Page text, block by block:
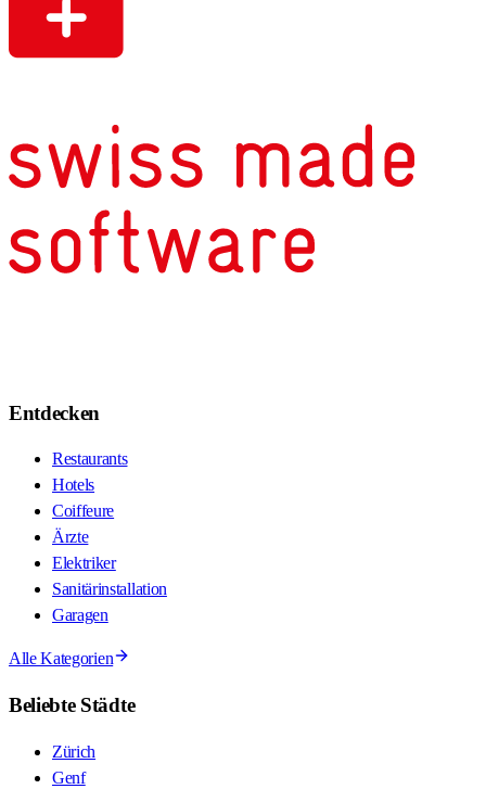
Entdecken
Restaurants
Hotels
Coiffeure
Ärzte
Elektriker
Sanitärinstallation
Garagen
Alle Kategorien
Beliebte Städte
Zürich
Genf